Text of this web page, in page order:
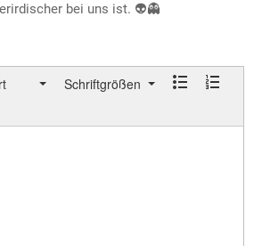
bei uns ist. 👽👻
Schriftgrößen